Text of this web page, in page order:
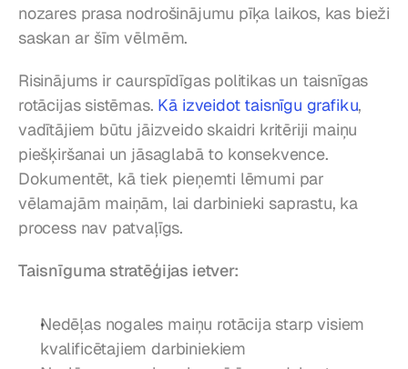
nozares prasa nodrošinājumu pīķa laikos, kas bieži
saskan ar šīm vēlmēm.
Risinājums ir caurspīdīgas politikas un taisnīgas
rotācijas sistēmas. Kā izveidot taisnīgu grafiku,
vadītājiem būtu jāizveido skaidri kritēriji maiņu
piešķiršanai un jāsaglabā to konsekvence.
Dokumentēt, kā tiek pieņemti lēmumi par
vēlamajām maiņām, lai darbinieki saprastu, ka
process nav patvaļīgs.
Taisnīguma stratēģijas ietver:
Nedēļas nogales maiņu rotācija starp visiem
kvalificētajiem darbiniekiem